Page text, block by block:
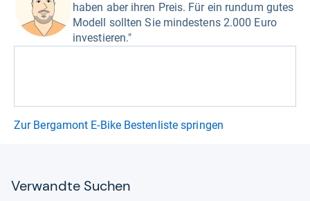
haben aber ihren Preis. Für ein rundum gutes
Modell sollten Sie mindestens 2.000 Euro
investieren."
Zur Bergamont E-Bike Bestenliste springen
Ver­wandte Suchen